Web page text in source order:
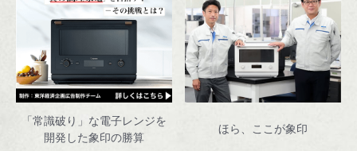
「常識破り」な電子レンジを
開発した象印の勝算
ほら、ここが象印